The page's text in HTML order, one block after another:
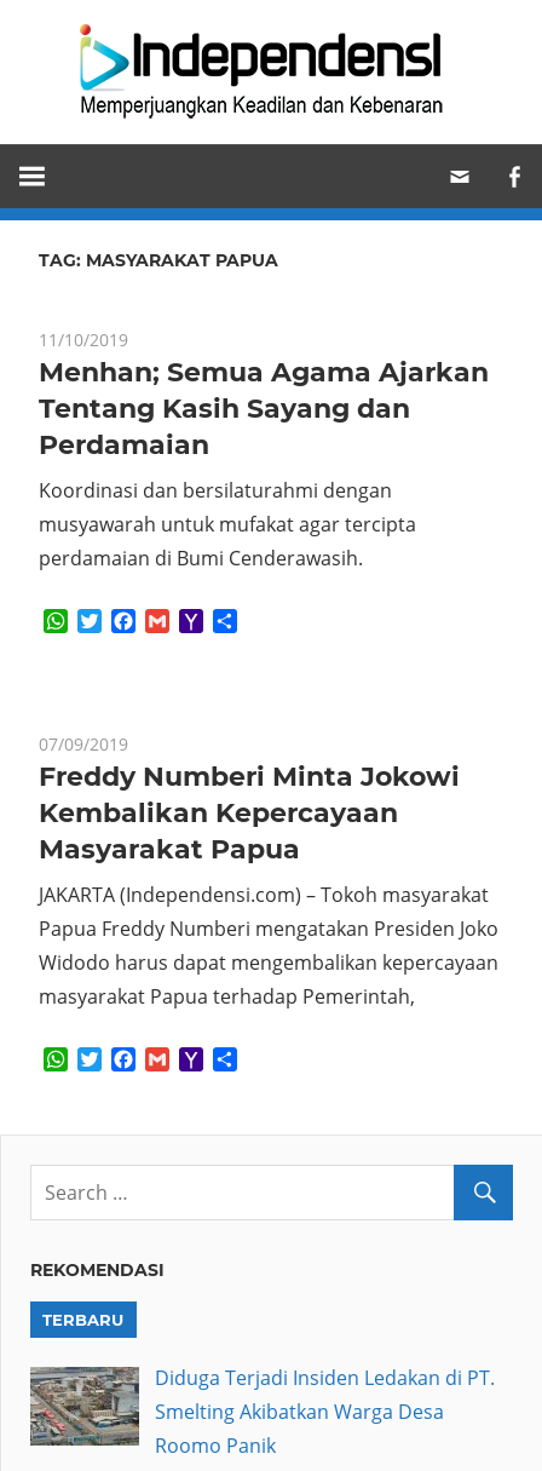
Memperjuangkan
Keadilan
dan
Kebenaran
TAG: MASYARAKAT PAPUA
11/10/2019
Menhan; Semua Agama Ajarkan
Tentang Kasih Sayang dan
Perdamaian
Koordinasi dan bersilaturahmi dengan
musyawarah untuk mufakat agar tercipta
perdamaian di Bumi Cenderawasih.
WhatsApp
TwitterFacebook
GmailYahoo
07/09/2019
Freddy Numberi Minta Jokowi
Kembalikan Kepercayaan
Masyarakat Papua
JAKARTA (Independensi.com) – Tokoh masyarakat
Papua Freddy Numberi mengatakan Presiden Joko
Widodo harus dapat mengembalikan kepercayaan
masyarakat Papua terhadap Pemerintah,
WhatsApp
TwitterFacebook
GmailYahoo
REKOMENDASI
TERBARU
Diduga Terjadi Insiden Ledakan di PT.
Smelting Akibatkan Warga Desa
Roomo Panik